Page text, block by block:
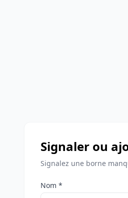
Signaler ou
Signalez une borne
Nom *